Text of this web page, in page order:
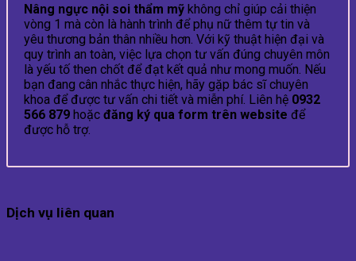
Nâng ngực nội soi thẩm mỹ không chỉ giúp cải thiện
vòng 1 mà còn là hành trình để phụ nữ thêm tự tin và
yêu thương bản thân nhiều hơn. Với kỹ thuật hiện đại và
quy trình an toàn, việc lựa chọn tư vấn đúng chuyên môn
là yếu tố then chốt để đạt kết quả như mong muốn. Nếu
bạn đang cân nhắc thực hiện, hãy gặp bác sĩ chuyên
khoa để được tư vấn chi tiết và miễn phí. Liên hệ 0932
566 879 hoặc đăng ký qua form trên website để
được hỗ trợ.
Dịch vụ liên quan